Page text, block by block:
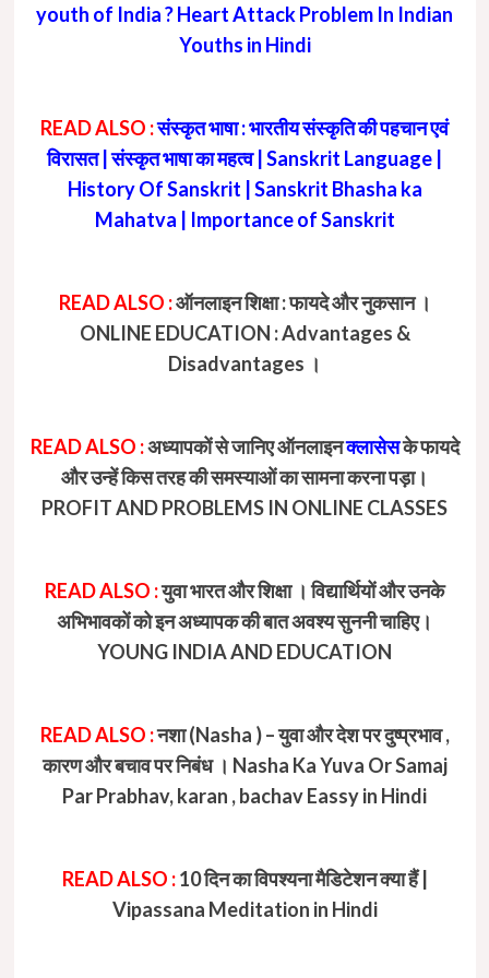
youth of India ? Heart Attack Problem In Indian
Youths in Hindi
READ ALSO :संस्कृत भाषा : भारतीय संस्कृति की पहचान एवं
विरासत | संस्कृत भाषा का महत्व | Sanskrit Language |
History Of Sanskrit | Sanskrit Bhasha ka
Mahatva | Importance of Sanskrit
READ ALSO :ऑनलाइन शिक्षा : फायदे और नुकसान ।
ONLINE EDUCATION : Advantages &
Disadvantages ।
READ ALSO :अध्यापकों से जानिए ऑनलाइनक्लासेसके फायदे
और उन्हें किस तरह की समस्याओं का सामना करना पड़ा।
PROFIT AND PROBLEMS IN ONLINE CLASSES
READ ALSO :युवा भारत और शिक्षा । विद्यार्थियों और उनके
अभिभावकों को इन अध्यापक की बात अवश्य सुननी चाहिए।
YOUNG INDIA AND EDUCATION
READ ALSO :नशा (Nasha ) – युवा और देश पर दुष्प्रभाव ,
कारण और बचाव पर निबंध । Nasha Ka Yuva Or Samaj
Par Prabhav, karan , bachav Eassy in Hindi
READ ALSO : 10 दिन का विपश्यना मैडिटेशन क्या हैं |
Vipassana Meditation in Hindi